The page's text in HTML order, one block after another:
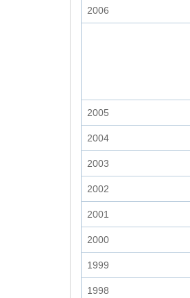
2006
2005
2004
2003
2002
2001
2000
1999
1998